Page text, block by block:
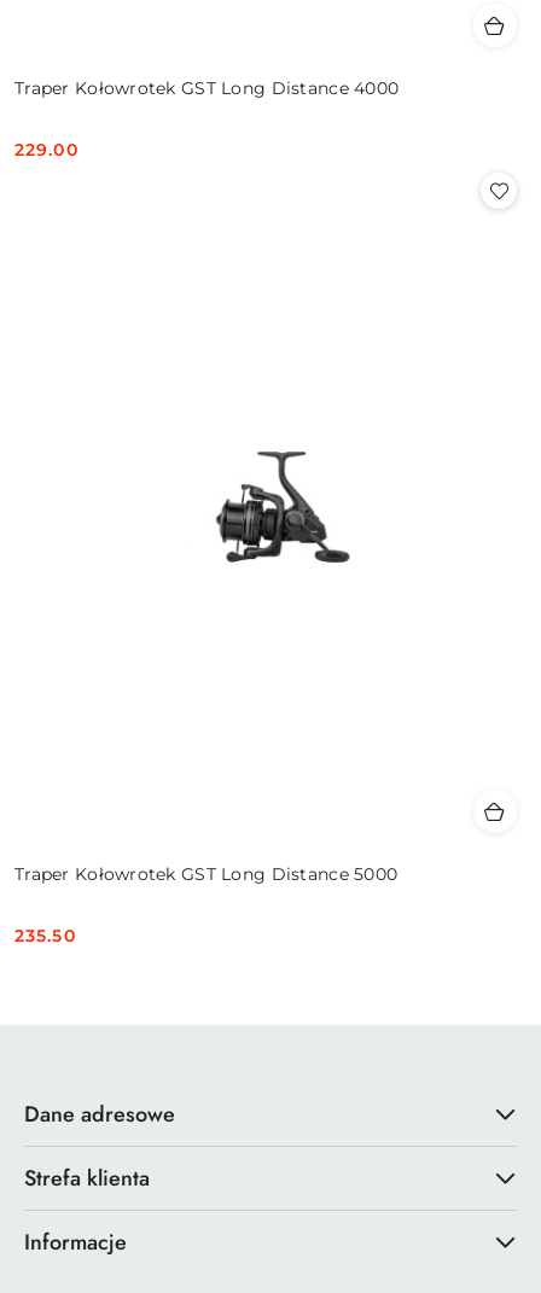
Traper Kołowrotek GST Long Distance 4000
Cena:
229.00
Traper Kołowrotek GST Long Distance 5000
Cena:
235.50
Dane adresowe
Strefa klienta
Informacje